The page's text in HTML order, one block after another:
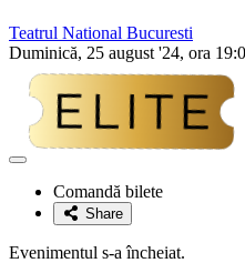
Teatrul National Bucuresti
Duminică, 25 august '24, ora
Adaugă
favoriteComandă bilete
Share
Evenimentul s-a încheiat.